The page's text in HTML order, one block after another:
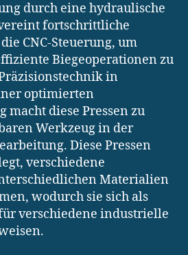
durch eine hydraulische
fortschrittliche
CNC-Steuerung, um
Biegeoperationen zu
in
optimierten
macht diese Pressen zu
Werkzeug in der
Diese Pressen
verschiedene
Materialien
wodurch sie sich als
verschiedene industrielle